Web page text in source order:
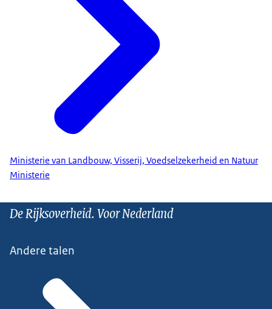
Ministerie van Landbouw, Visserij, Voedselzekerheid en Natuur
Ministerie
De Rijksoverheid. Voor Nederland
Andere talen